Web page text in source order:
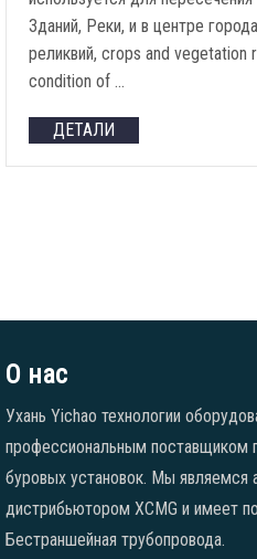
Зданий, Реки, и в центре
реликвий, crops and vegetation
condition of …
ДЕТАЛИ
О нас
Ухань Yichao технологии
профессиональным поставщиком
буровых установок. Мы являемся
дистрибьютором XCMG и имеет
Бестраншейная трубопровода.